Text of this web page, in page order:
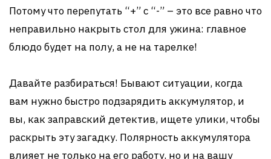
Потому что перепутать “+” с “-” – это все равно что
неправильно накрыть стол для ужина: главное
блюдо будет на полу, а не на тарелке!
Давайте разбираться! Бывают ситуации, когда
вам нужно быстро подзарядить аккумулятор, и
вы, как заправский детектив, ищете улики, чтобы
раскрыть эту загадку. Полярность аккумулятора
влияет не только на его работу, но и на вашу